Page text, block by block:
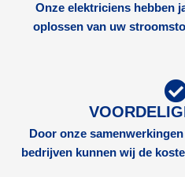
Onze elektriciens hebben
oplossen van uw
Door onze
bedrijven kunnen wij de